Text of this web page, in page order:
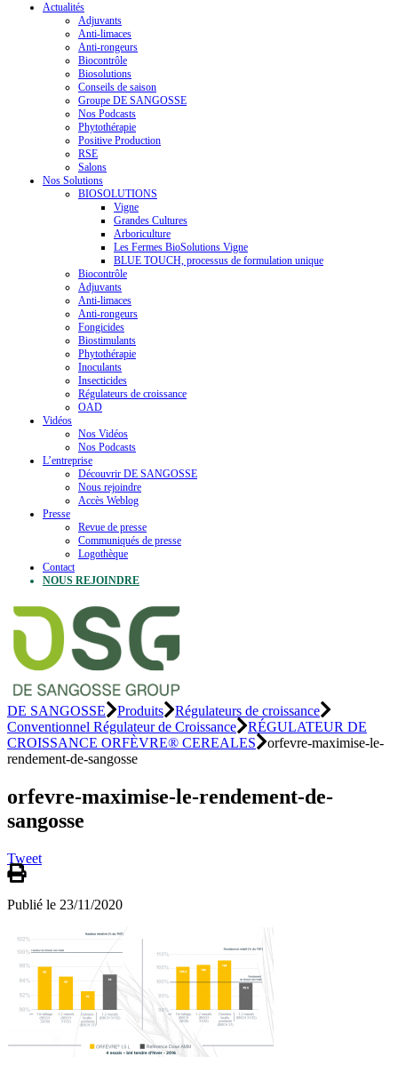
Actualités
Adjuvants
Anti-limaces
Anti-rongeurs
Biocontrôle
Biosolutions
Conseils de saison
Groupe DE SANGOSSE
Nos Podcasts
Phytothérapie
Positive Production
RSE
Salons
Nos Solutions
BIOSOLUTIONS
Vigne
Grandes Cultures
Arboriculture
Les Fermes BioSolutions Vigne
BLUE TOUCH, processus de formulation unique
Biocontrôle
Adjuvants
Anti-limaces
Anti-rongeurs
Fongicides
Biostimulants
Phytothérapie
Inoculants
Insecticides
Régulateurs de croissance
OAD
Vidéos
Nos Vidéos
Nos Podcasts
L’entreprise
Découvrir DE SANGOSSE
Nous rejoindre
Accès Weblog
Presse
Revue de presse
Communiqués de presse
Logothèque
Contact
NOUS REJOINDRE
DE SANGOSSE Produits
Régulateurs de croissance
Conventionnel Régulateur de Croissance
RÉGULATEUR DE
CROISSANCE ORFÈVRE® CEREALES
orfevre-maximise-le-
rendement-de-sangosse
orfevre-maximise-le-rendement-de-
sangosse
Tweet
Publié le 23/11/2020